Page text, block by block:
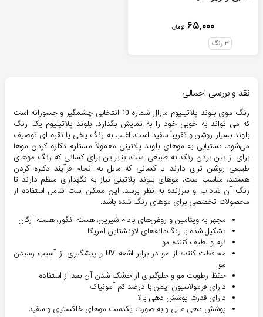
۶۵,۰۰۰ تومان
۳ رنگ
نقد و بررسی اجمالی
رنگ موی بلوند پلاتینیوم مارال شماره 10 انتخابی چشمگیر و جسورانه است
که می تواند به خوبی خود را به نمایش بگذارد. بلوند پلاتینیوم یک رنگ
بلوند بسیار روشن و تقریباً سفید است. اغلب به رنگ یخی یا نقره ای توصیف
می‌شود. دستیابی به موهای بلوند پلاتینی معمولاً مستلزم دکلره کردن موها
برای از بین بردن رنگدانه طبیعی است، بنابراین برای کسانی که رنگ موهای
طبیعی روشن تری دارند یا کسانی که مایل به انجام فرآیند دکلره کردن
هستند، مناسب است. موهای بلوند پلاتینی نیاز به نگهداری منظم دارند تا
رنگ آن شاداب و سرزنده به نظر برسد. این ممکن است شامل استفاده از
محصولات تخصصی برای موهای رنگ شده باشد.
مجهز به ویتامین و روغن‌های بادام شیرین، هسته انگور، هسته آرگان
تشکیل شده با رنگ‌دانه‌های لاونشتاین آمریکا
نرم و لطیف کننده مو
محافظت کننده از مو در برابر اشعه UV و پیشگیری از آسیب رسیدن
مو
حفظ رطوبت مو و جلوگیری از خشک شدن آن بعد از استفاده
دارای فرمولاسیون ایمن با درصد کم آمونیاک
دارای قدرت پوشش دهی بالا
پوشش‌ دهی عالی و به صورت یکدست موهای خاکستری و سفید